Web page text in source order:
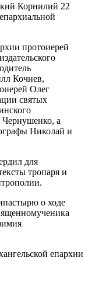
Корнилий 22
протоиерей
Кочнев,
Олег
святых
Чернушенко, а
Николай и
для
тропаря и
о ходе
епархии